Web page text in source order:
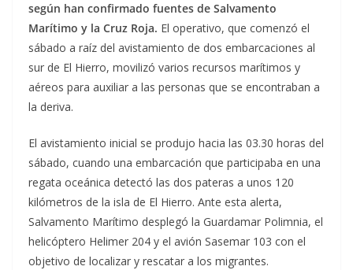
según han confirmado fuentes de Salvamento
Marítimo y la Cruz Roja. El operativo, que comenzó el
sábado a raíz del avistamiento de dos embarcaciones al
sur de El Hierro, movilizó varios recursos marítimos y
aéreos para auxiliar a las personas que se encontraban a
la deriva.
El avistamiento inicial se produjo hacia las 03.30 horas del
sábado, cuando una embarcación que participaba en una
regata oceánica detectó las dos pateras a unos 120
kilómetros de la isla de El Hierro. Ante esta alerta,
Salvamento Marítimo desplegó la Guardamar Polimnia, el
helicóptero Helimer 204 y el avión Sasemar 103 con el
objetivo de localizar y rescatar a los migrantes.